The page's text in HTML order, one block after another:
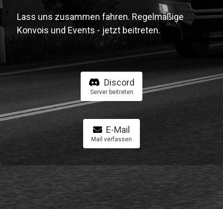
Lass uns zusammen fahren. Regelmäßige
Konvois und Events - jetzt beitreten.
Discord
Server beitreten
E-Mail
Mail verfassen